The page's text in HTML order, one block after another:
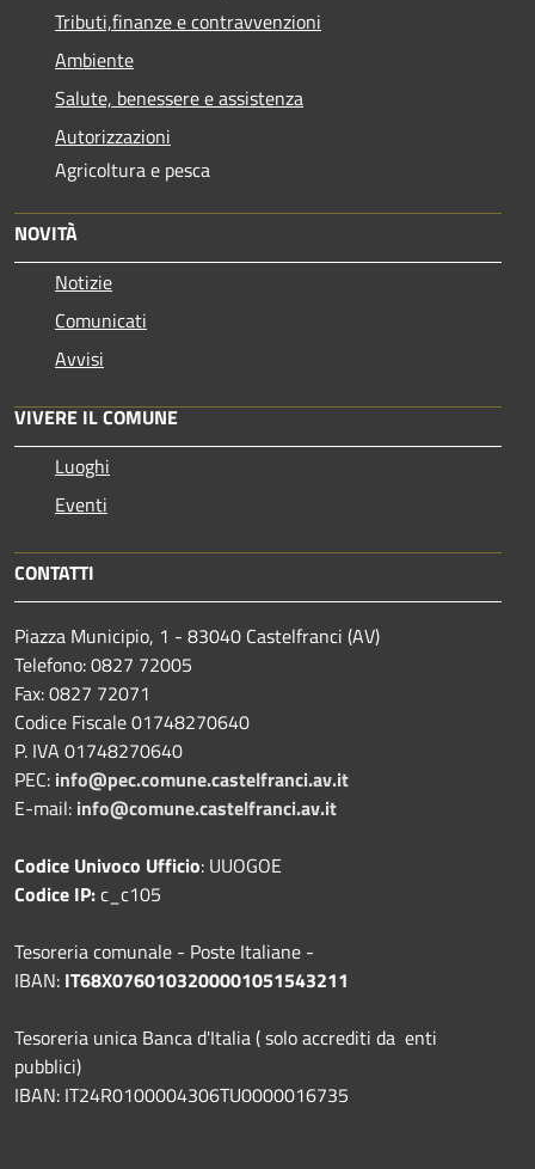
Tributi,finanze e contravvenzioni
Ambiente
Salute, benessere e assistenza
Autorizzazioni
Agricoltura e pesca
NOVITÀ
Notizie
Comunicati
Avvisi
VIVERE IL COMUNE
Luoghi
Eventi
CONTATTI
Piazza Municipio, 1 - 83040 Castelfranci (AV)
Telefono: 0827 72005
Fax: 0827 72071
Codice Fiscale 01748270640
P. IVA 01748270640
PEC: info@pec.comune.castelfranci.av.it
E-mail: info@comune.castelfranci.av.it
Codice Univoco Ufficio: UUOGOE
Codice IP:c_c105
Tesoreria comunale - Poste Italiane -
IBAN: IT68X0760103200001051543211
Tesoreria unica Banca d'Italia ( solo accrediti da enti
pubblici)
IBAN: IT24R0100004306TU0000016735